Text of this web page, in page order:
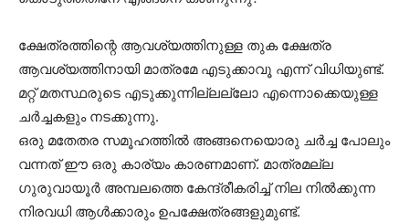
ക്ഷേത്രത്തിന്റെ ആവശ്യത്തിനുള്ള തുക ക്ഷേത്ര
ആവശ്യത്തിനായി മാത്രമേ എടുക്കാവൂ എന്ന് വിധിയുണ്ട്.
മറ്റ് മതസ്ഥരുടെ എടുക്കുന്നില്ലല്ലോ എന്നൊക്കെയുള്ള
ചർച്ചകളും നടക്കുന്നു.
ഒരു മതേതര സമൂഹത്തിൽ അങ്ങനെയൊരു ചർച്ച പോലും
വന്നത് ഈ ഒരു കാര്യം കാരണമാണ്. മാത്രമല്ല
ഗുരുവായൂർ അമ്പലത്തെ കേന്ദ്രീകരിച്ച് നില നിൽക്കുന്ന
നിരവധി ആൾക്കാരും ഉപക്ഷേത്രങ്ങളുമുണ്ട്.